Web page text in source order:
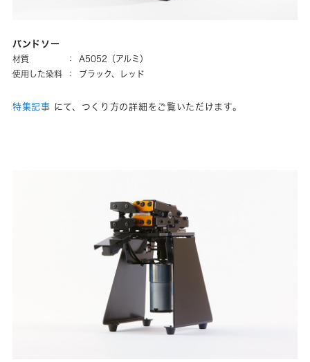
バンドソー
材質 ：
A5052（アルミ）
使用した染料
： ブラック、レッド
特集記事 にて、つくり方の詳細をご覧いただけます。